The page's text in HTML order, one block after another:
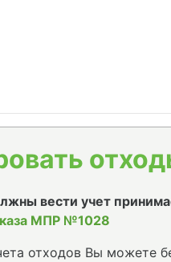
вести учет
МПР №1028
отходов Вы можете